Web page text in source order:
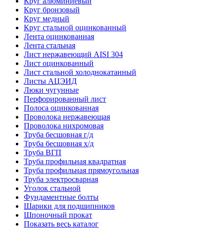
Круг бронзовый
Круг медный
Круг стальной оцинкованный
Лента оцинкованная
Лента стальная
Лист нержавеющий AISI 304
Лист оцинкованный
Лист стальной холоднокатанный
Листы АЦЭИД
Люки чугунные
Перфорированный лист
Полоса оцинкованная
Проволока нержавеющая
Проволока нихромовая
Труба бесшовная г/д
Труба бесшовная х/д
Труба ВГП
Труба профильная квадратная
Труба профильная прямоугольная
Труба электросварная
Уголок стальной
Фундаментные болты
Шарики для подшипников
Шпоночный прокат
Показать весь каталог